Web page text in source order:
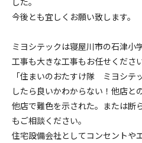
今後とも宜しくお願い致します。
ミヨシテックは寝屋川市の石津小
工事も大きな工事もお任せください
「住まいのおたすけ隊 ミヨシ
したら良いかわからない！他店と
他店で難色を示された。または断
もご相談ください。
住宅設備会社としてコンセントや